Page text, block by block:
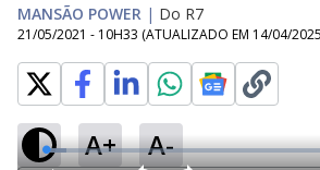
MANSÃO POWER | Do R7
21/05/2021 - 10H33 (ATUALIZADO EM 14/04/
A+ A-
L
o